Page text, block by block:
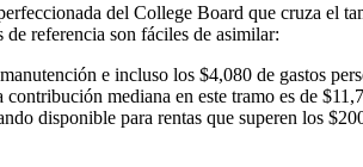
del College Board que cruza el
referencia son fáciles de asimilar:
e incluso los $4,080 de gastos
mediana en este tramo es de
disponible para rentas que superen los